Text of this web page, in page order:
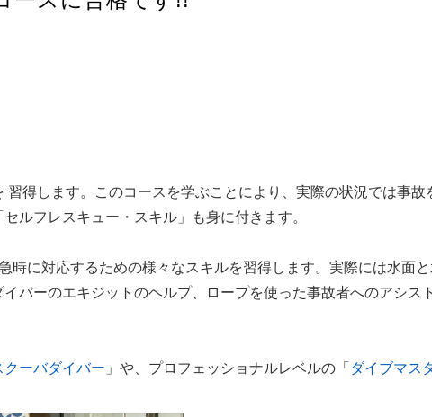
得します。このコースを学ぶことにより、実際の状況では事故
ルフレスキュー・スキル」も身に付きます。
時に対応するための様々なスキルを習得します。実際には水面
バーのエキジットのヘルプ、ロープを使った事故者へのアシス
クーバダイバー 」や、プロフェッショナルレベルの「 ダイブマス